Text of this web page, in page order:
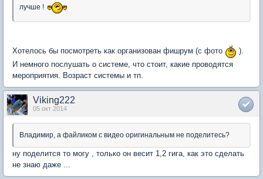
лучше !
Хотелось бы посмотреть как организован фишрум (с фото
).
И немного послушать о системе, что стоит, какие проводятся
мероприятия. Возраст системы и тп.
Viking222
05 окт 2014
Владимир, а файликом с видео оригинальным не поделитесь?
ну поделится то могу , только он весит 1,2 гига, как это сделать
не знаю даже ...